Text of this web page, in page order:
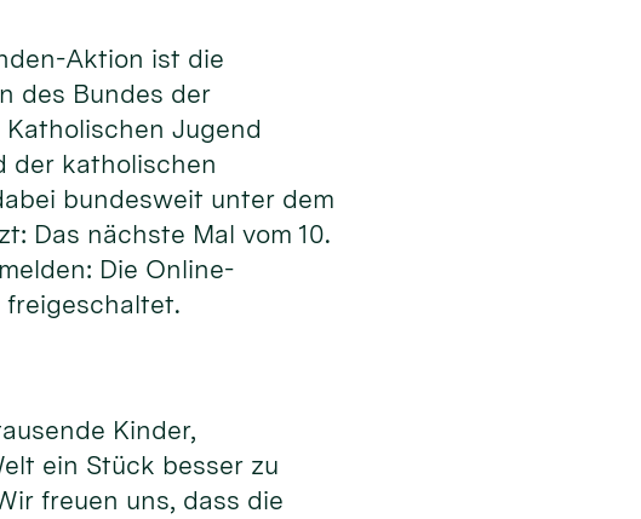
Aktion ist die
des Bundes der
Katholischen Jugend
der katholischen
bundesweit unter dem
Das nächste Mal vom 10.
Die Online-
freigeschaltet.
Kinder,
ein Stück besser zu
freuen uns, dass die